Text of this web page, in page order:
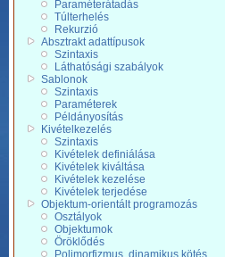
Paraméterátadás
Túlterhelés
Rekurzió
Absztrakt adattípusok
Szintaxis
Láthatósági szabályok
Sablonok
Szintaxis
Paraméterek
Példányosítás
Kivételkezelés
Szintaxis
Kivételek definiálása
Kivételek kiváltása
Kivételek kezelése
Kivételek terjedése
Objektum-orientált programozás
Osztályok
Objektumok
Öröklődés
Polimorfizmus, dinamikus kötés